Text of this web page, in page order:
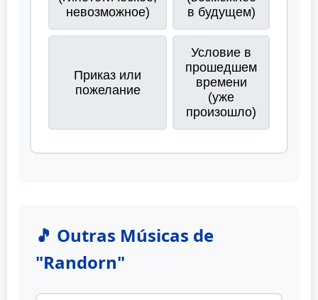
невозможное)
в будущем)
Приказ или
пожелание
Условие в
прошедшем
времени
(уже
произошло)
🎵 Outras Músicas de
"Randorn"